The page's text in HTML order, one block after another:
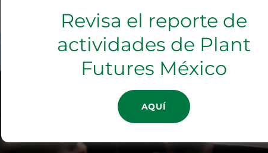
Revisa el reporte de
actividades de Plant
Futures México
AQUÍ